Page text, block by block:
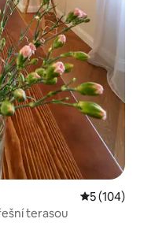
Průměrné
5 (104)
terasou